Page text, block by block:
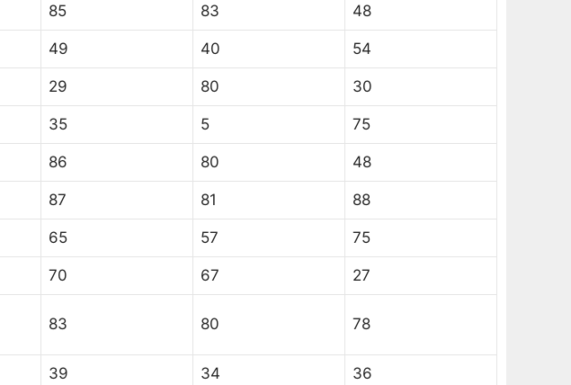
85 83 48
49 40 54
29 80 30
35 5 75
86 80 48
87 81 88
65 57 75
70 67 27
83 80 78
39 34 36